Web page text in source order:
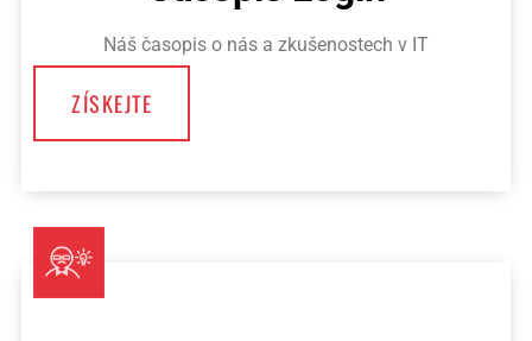
Náš časopis o nás a zkušenostech v IT
ZÍSKEJTE